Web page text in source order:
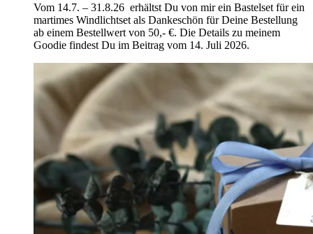
Vom 14.7. – 31.8.26 erhältst Du von mir ein Bastelset für ein
martimes Windlichtset als Dankeschön für Deine Bestellung
ab einem Bestellwert von 50,- €. Die Details zu meinem
Goodie findest Du im Beitrag vom 14. Juli 2026.